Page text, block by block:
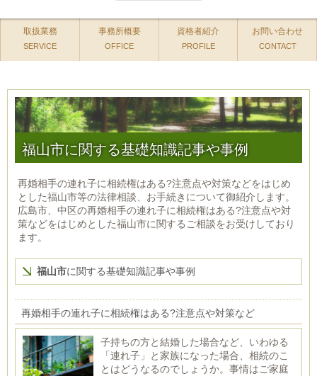
取扱業務
SERVICE
事務所概要
OFFICE
資格者紹介
PROFILE
お問い合わせ
CONTACT
福山市に関する基礎知識記事や事例
再婚相手の連れ子に相続権はある?注意点や対策などをはじめ
とした福山市等の法律相談、お手続きについて御紹介します。
広島市、中区の再婚相手の連れ子に相続権はある?注意点や対
策などをはじめとした福山市に関するご相談をお受けしており
ます。
福山市に関する基礎知識記事や事例
再婚相手の連れ子に相続権はある?注意点や対策など
子持ちの方と結婚した場合など、いわゆる
「連れ子」と家族になった場合、相続のこ
とはどうなるのでしょうか。事情はご家庭